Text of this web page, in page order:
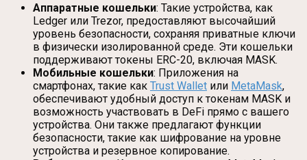
Аппаратные кошельки: Такие устройства, как
Ledger или Trezor, предоставляют высочайший
уровень безопасности, сохраняя приватные ключи
в физически изолированной среде. Эти кошельки
поддерживают токены ERC-20, включая MASK.
Мобильные кошельки: Приложения на
смартфонах, такие как Trust Wallet или MetaMask,
обеспечивают удобный доступ к токенам MASK и
возможность участвовать в DeFi прямо с вашего
устройства. Они также предлагают функции
безопасности, такие как шифрование на уровне
устройства и резервное копирование.